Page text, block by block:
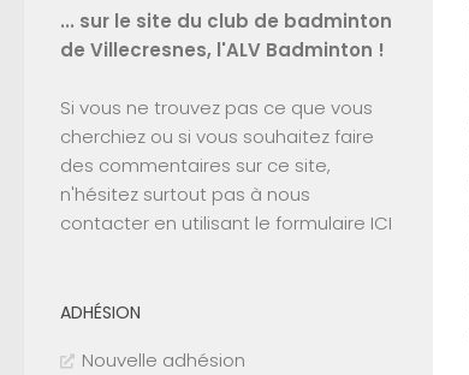
... sur le site du club de badminton
de Villecresnes, l'ALV Badminton !
Si vous ne trouvez pas ce que vous
cherchiez ou si vous souhaitez faire
des commentaires sur ce site,
n'hésitez surtout pas à nous
contacter en utilisant le formulaire ICI
ADHÉSION
Nouvelle adhésion